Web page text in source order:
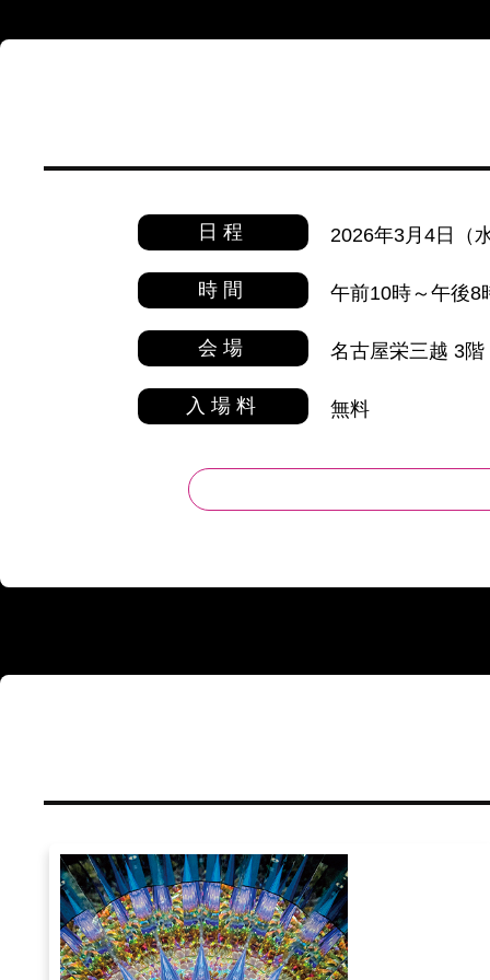
日程 2026年3月4日（
時間 午前10時～午後8
会場 名古屋栄三越 3階
入場料 無料